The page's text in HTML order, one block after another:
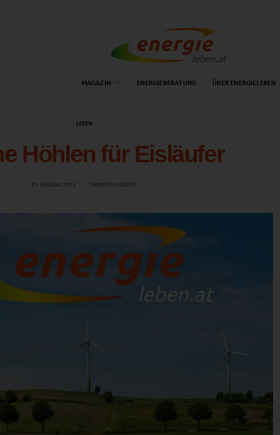
MAGAZIN ENERGIEBERATUNG ÜBER ENERGIELEBEN
LEBEN
Höhlen für Eisläufer
11. JANUAR 2013 1 MINUTE LESEZEIT